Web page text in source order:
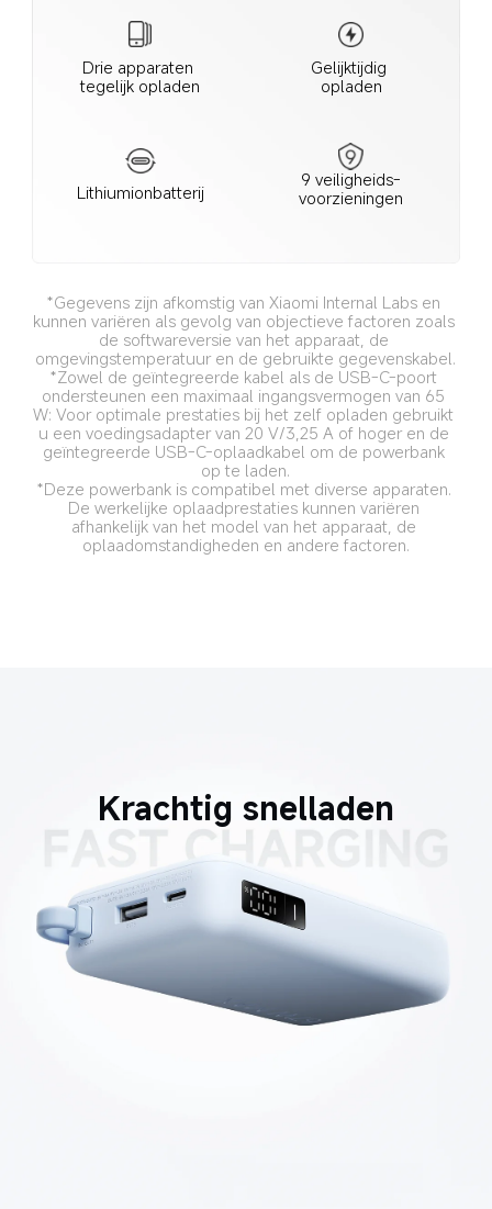
Drie apparaten
tegelijk opladen
Lithiumionbatterij
9 veiligheids-
voorzieningen
Gelijktijdig
opladen
*Gegevens zijn afkomstig van Xiaomi Internal Labs en
kunnen variëren als gevolg van objectieve factoren zoals
de softwareversie van het apparaat, de
omgevingstemperatuur en de gebruikte gegevenskabel.
*Zowel de geïntegreerde kabel als de USB-C-poort
ondersteunen een maximaal ingangsvermogen van 65
W: Voor optimale prestaties bij het zelf opladen gebruikt
u een voedingsadapter van 20 V/3,25 A of hoger en de
geïntegreerde USB-C-oplaadkabel om de powerbank
op te laden.
*Deze powerbank is compatibel met diverse apparaten.
De werkelijke oplaadprestaties kunnen variëren
afhankelijk van het model van het apparaat, de
oplaadomstandigheden en andere factoren.
Krachtig snelladen